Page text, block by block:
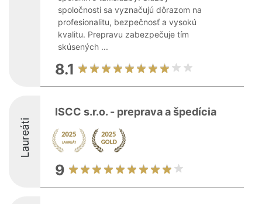
spoločnosti sa vyznačujú dôrazom na
profesionalitu, bezpečnosť a vysokú
kvalitu. Prepravu zabezpečuje tím
skúsených ...
8.1
Laureáti
ISCC s.r.o. - preprava a špedícia
9